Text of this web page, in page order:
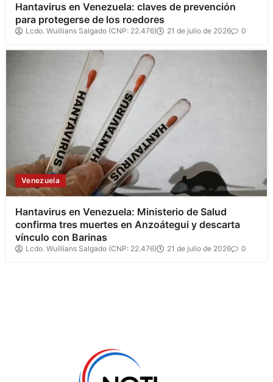
Hantavirus en Venezuela: claves de prevención
para protegerse de los roedores
Lcdo. Wuillians Salgado (CNP: 22.476) 21 de julio de 2026 0
Venezuela
Hantavirus en Venezuela: Ministerio de Salud
confirma tres muertes en Anzoátegui y descarta
vínculo con Barinas
Lcdo. Wuillians Salgado (CNP: 22.476) 21 de julio de 2026 0